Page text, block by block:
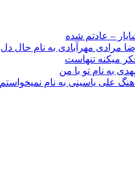
– عادتم شده
مرادی مهرآبادی به نام حال دل
میکنه تنهاست
به نام تو با من
علی یاسینی به نام نمیخواستم